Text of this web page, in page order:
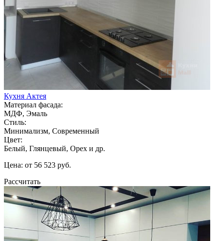
Кухня Актея
Материал фасада:
МДФ, Эмаль
Стиль:
Минимализм, Современный
Цвет:
Белый, Глянцевый, Орех и др.
Цена: от 56 523 руб.
Рассчитать